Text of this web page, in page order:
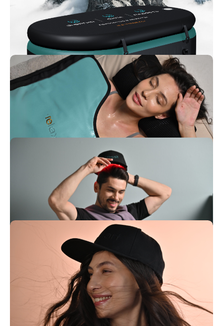
Перчатки, коврики, адаптеры и другие аксессуары теперь доступны в
новом разделе.
УЛУЧШЕНИЯ ДЛЯ ВАШИХ ВАНН: ФИЛЬТРАЦИЯ В
ЧИЛЛЕРАХ ICE TRIBE
Модели ледяных ванн ICE TRIBE теперь оснащены дополнительной
фильтрацией. Ваши процедуры — ещё чище, надёжнее и эффективнее.
НОВЫЙ СТИЛЬ ДЛЯ АЙС ВАНН ПРО — ВЕСНА В
ICE TRIBE НАЧИНАЕТСЯ С ОБНОВЛЕНИЙ
практичность для холодных процедур. Освежите свой ритуал
восстановления с новым дизайном!
ПЭМП-САУНА 2.0 — ГОРЯЧАЯ НОВИНКА ДЛЯ
ГЛУБОКОГО ВОССТАНОВЛЕНИЯ
ICE TRIBE запускает второе поколение инфракрасной сауны с
терапией ПЭМП. Теперь в новом удобном размере для ещё более
глубокого восстановления и релакса.
ИНФРАКРАСНАЯ КЕПКА НОВОГО ПОКОЛЕНИЯ
— ТЕПЕРЬ ЕЩЁ УМНЕЕ И УДОБНЕЕ
Представляем обновлённую инфракрасную кепку ICE TRIBE:
улучшенный внешний вид, дополнительные режимы управления и ещё